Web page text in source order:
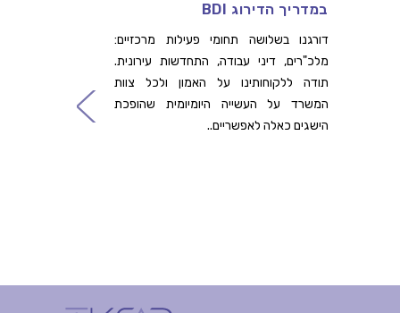
במדריך הדירוג BDI
דורגנו בשלושה תחומי פעילות מרכזיים:
מלכ"רים, דיני עבודה, התחדשות עירונית.
תודה ללקוחותינו על האמון ולכל צוות
המשרד על העשייה היומיומית שהופכת
הישגים כאלה לאפשריים..